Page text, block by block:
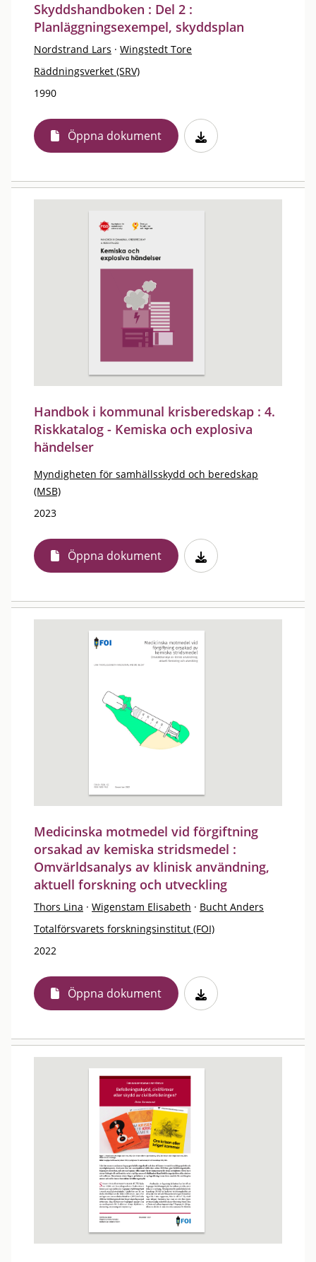
Skyddshandboken : Del 2 :
Planläggningsexempel, skyddsplan
Nordstrand Lars · Wingstedt Tore
Räddningsverket (SRV)
1990
Öppna dokument
Handbok i kommunal krisberedskap : 4.
Riskkatalog - Kemiska och explosiva
händelser
Myndigheten för samhällsskydd och beredskap
(MSB)
2023
Öppna dokument
Medicinska motmedel vid förgiftning
orsakad av kemiska stridsmedel :
Omvärldsanalys av klinisk användning,
aktuell forskning och utveckling
Thors Lina · Wigenstam Elisabeth · Bucht Anders
Totalförsvarets forskningsinstitut (FOI)
2022
Öppna dokument